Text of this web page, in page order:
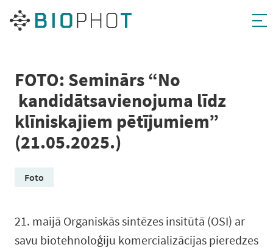
Pāriet
FOTO: Seminārs “No
kandidātsavienojuma līdz
klīniskajiem pētījumiem”
(21.05.2025.)
Foto
21. maijā Organiskās sintēzes insitūtā (OSI) ar
savu biotehnoloģiju komercializācijas pieredzes